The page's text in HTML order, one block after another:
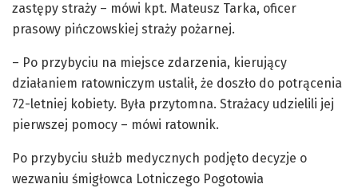
zastępy straży – mówi kpt. Mateusz Tarka, oficer
prasowy pińczowskiej straży pożarnej.
– Po przybyciu na miejsce zdarzenia, kierujący
działaniem ratowniczym ustalił, że doszło do potrącenia
72-letniej kobiety. Była przytomna. Strażacy udzielili jej
pierwszej pomocy – mówi ratownik.
Po przybyciu służb medycznych podjęto decyzje o
wezwaniu śmigłowca Lotniczego Pogotowia